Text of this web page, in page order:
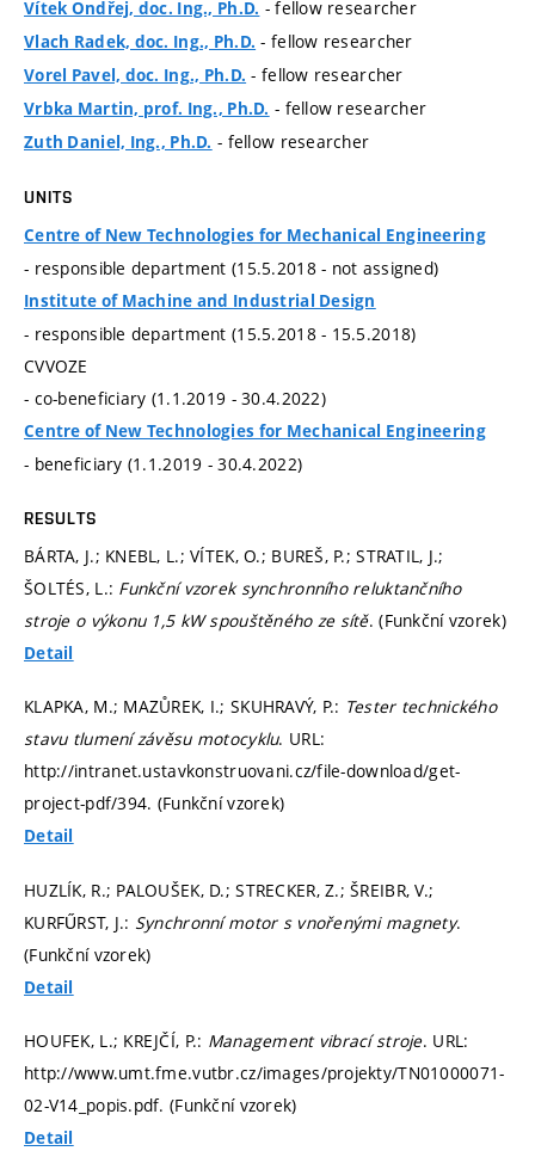
Vítek Ondřej, doc. Ing., Ph.D. - fellow researcher
Vlach Radek, doc. Ing., Ph.D. - fellow researcher
Vorel Pavel, doc. Ing., Ph.D. - fellow researcher
Vrbka Martin, prof. Ing., Ph.D. - fellow researcher
Zuth Daniel, Ing., Ph.D. - fellow researcher
UNITS
Centre of New Technologies for Mechanical Engineering
- responsible department (15.5.2018 - not assigned)
Institute of Machine and Industrial Design
- responsible department (15.5.2018 - 15.5.2018)
CVVOZE
- co-beneficiary (1.1.2019 - 30.4.2022)
Centre of New Technologies for Mechanical Engineering
- beneficiary (1.1.2019 - 30.4.2022)
RESULTS
BÁRTA, J.; KNEBL, L.; VÍTEK, O.; BUREŠ, P.; STRATIL, J.;
ŠOLTÉS, L.: Funkční vzorek synchronního reluktančního
stroje o výkonu 1,5 kW spouštěného ze sítě. (Funkční vzorek)
Detail
KLAPKA, M.; MAZŮREK, I.; SKUHRAVÝ, P.: Tester technického
stavu tlumení závěsu motocyklu. URL:
http://intranet.ustavkonstruovani.cz/file-download/get-
project-pdf/394. (Funkční vzorek)
Detail
HUZLÍK, R.; PALOUŠEK, D.; STRECKER, Z.; ŠREIBR, V.;
KURFŰRST, J.: Synchronní motor s vnořenými magnety.
(Funkční vzorek)
Detail
HOUFEK, L.; KREJČÍ, P.: Management vibrací stroje. URL:
http://www.umt.fme.vutbr.cz/images/projekty/TN01000071-
02-V14_popis.pdf. (Funkční vzorek)
Detail